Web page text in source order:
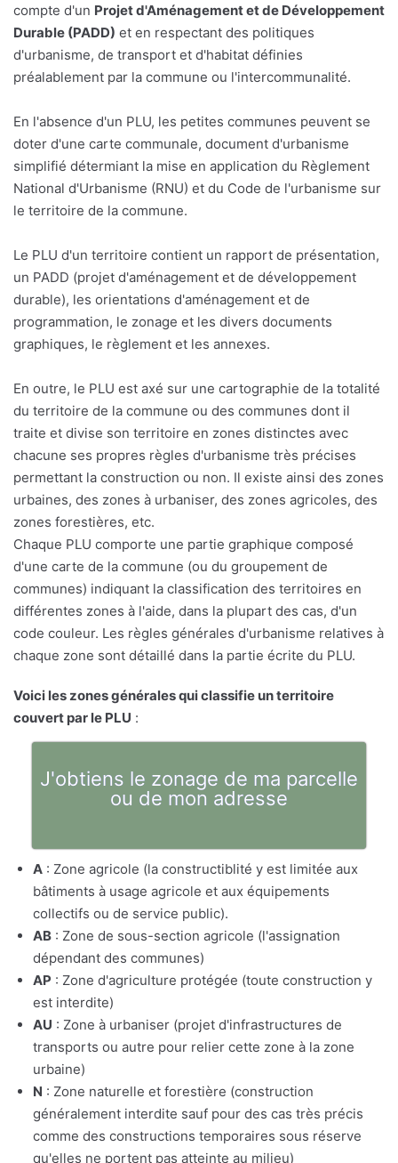
compte d'un Projet d'Aménagement et de Développement
Durable (PADD) et en respectant des politiques
d'urbanisme, de transport et d'habitat définies
préalablement par la commune ou l'intercommunalité.
En l'absence d'un PLU, les petites communes peuvent se
doter d'une carte communale, document d'urbanisme
simplifié détermiant la mise en application du Règlement
National d'Urbanisme (RNU) et du Code de l'urbanisme sur
le territoire de la commune.
Le PLU d'un territoire contient un rapport de présentation,
un PADD (projet d'aménagement et de développement
durable), les orientations d'aménagement et de
programmation, le zonage et les divers documents
graphiques, le règlement et les annexes.
En outre, le PLU est axé sur une cartographie de la totalité
du territoire de la commune ou des communes dont il
traite et divise son territoire en zones distinctes avec
chacune ses propres règles d'urbanisme très précises
permettant la construction ou non. Il existe ainsi des zones
urbaines, des zones à urbaniser, des zones agricoles, des
zones forestières, etc.
Chaque PLU comporte une partie graphique composé
d'une carte de la commune (ou du groupement de
communes) indiquant la classification des territoires en
différentes zones à l'aide, dans la plupart des cas, d'un
code couleur. Les règles générales d'urbanisme relatives à
chaque zone sont détaillé dans la partie écrite du PLU.
Voici les zones générales qui classifie un territoire
couvert par le PLU :
J'obtiens le zonage de ma parcelle
ou de mon adresse
A : Zone agricole (la constructiblité y est limitée aux
bâtiments à usage agricole et aux équipements
collectifs ou de service public).
AB : Zone de sous-section agricole (l'assignation
dépendant des communes)
AP : Zone d'agriculture protégée (toute construction y
est interdite)
AU : Zone à urbaniser (projet d'infrastructures de
transports ou autre pour relier cette zone à la zone
urbaine)
N : Zone naturelle et forestière (construction
généralement interdite sauf pour des cas très précis
comme des constructions temporaires sous réserve
qu'elles ne portent pas atteinte au milieu)